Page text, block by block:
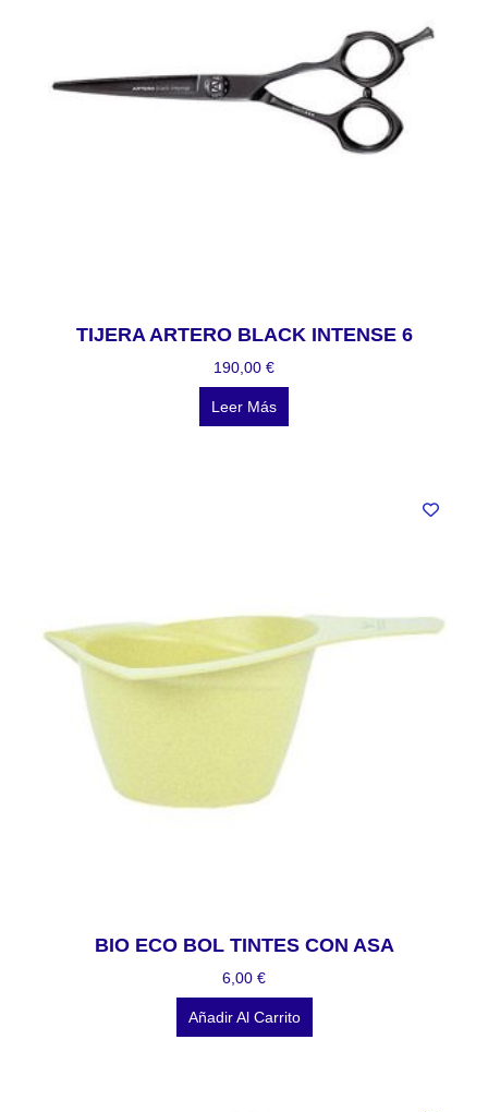
TIJERA ARTERO BLACK INTENSE 6
190,00 €
Leer Más
BIO ECO BOL TINTES CON ASA
6,00 €
Añadir Al Carrito